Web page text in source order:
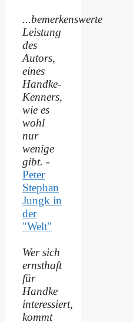
...bemerkenswerte
Leistung
des
Autors,
eines
Handke-
Kenners,
wie es
wohl
nur
wenige
gibt. -
Peter
Stephan
Jungk in
der
"Welt"
Wer sich
ernsthaft
für
Handke
interessiert,
kommt